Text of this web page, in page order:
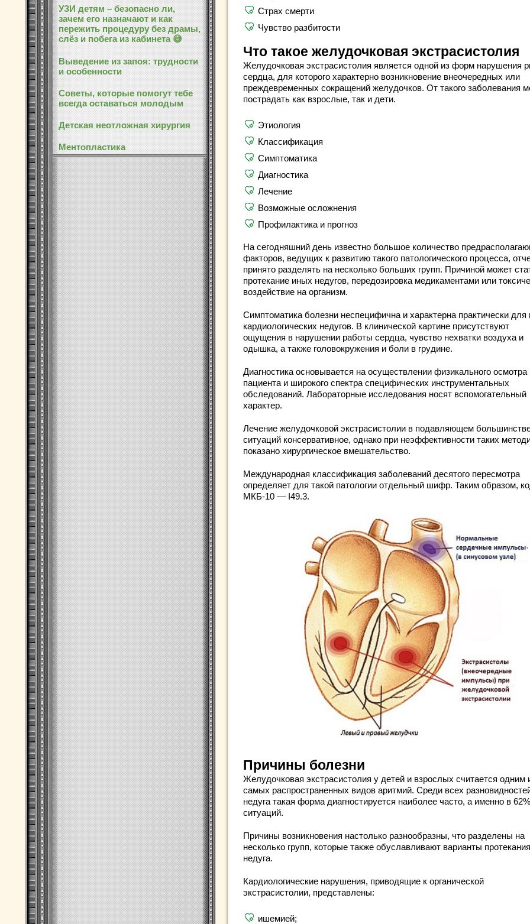
УЗИ детям – безопасно ли,
зачем его назначают и как
пережить процедуру без драмы,
слёз и побега из кабинета 😅
Выведение из запоя: трудности
и особенности
Советы, которые помогут тебе
всегда оставаться молодым
Детская неотложная хирургия
Ментопластика
Страх смерти
Чувство разбитости
Что такое желудочковая экстрасистолия
Желудочковая экстрасистолия является одной из форм нарушения
сердца, для которого характерно возникновение внеочередных или
преждевременных сокращений желудочков. От такого заболевания
пострадать как взрослые, так и дети.
Этиология
Классификация
Симптоматика
Диагностика
Лечение
Возможные осложнения
Профилактика и прогноз
На сегодняшний день известно большое количество
факторов, ведущих к развитию такого патологического процесса,
принято разделять на несколько больших групп. Причиной может
протекание иных недугов, передозировка медикаментами или
воздействие на организм.
Симптоматика болезни неспецифична и характерна практически для
кардиологических недугов. В клинической картине присутствуют
ощущения в нарушении работы сердца, чувство нехватки воздуха и
одышка, а также головокружения и боли в грудине.
Диагностика основывается на осуществлении физикального осмотра
пациента и широкого спектра специфических инструментальных
обследований. Лабораторные исследования носят вспомогательный
характер.
Лечение желудочковой экстрасистолии в подавляющем
ситуаций консервативное, однако при неэффективности таких
показано хирургическое вмешательство.
Международная классификация заболеваний десятого пересмотра
определяет для такой патологии отдельный шифр. Таким образом,
МКБ-10 — I49.3.
Причины болезни
Желудочковая экстрасистолия у детей и взрослых считается одним
самых распространенных видов аритмий. Среди всех
недуга такая форма диагностируется наиболее часто, а именно в 62%
ситуаций.
Причины возникновения настолько разнообразны, что разделены на
несколько групп, которые также обуславливают варианты протекания
недуга.
Кардиологические нарушения, приводящие к органической
экстрасистолии, представлены:
ишемией;